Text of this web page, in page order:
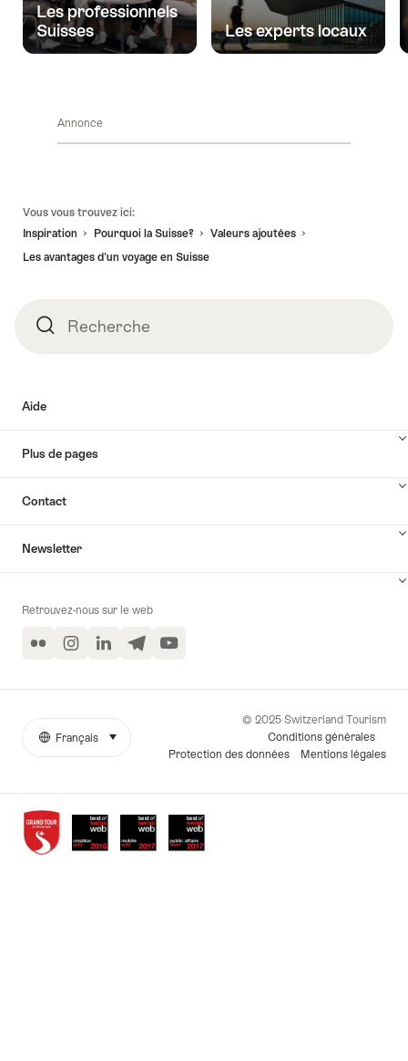
Les professionnels
Suisses
Les experts locaux
Annonce
Vous vous trouvez ici:
Inspiration
Pourquoi la Suisse?
Valeurs ajoutées
Les avantages d'un voyage en Suisse
RechercheRecherche
Aide
Plus de pages
Contact
Newsletter
Retrouvez-nous sur le web
Flickr InstagramLinkedInTelegramYouTube
Awards
More
© 2025 Switzerland Tourism
Conditions générales
Protection des données
Mentions légales
Langue
Français sélectionner (cliquer pour afficher)